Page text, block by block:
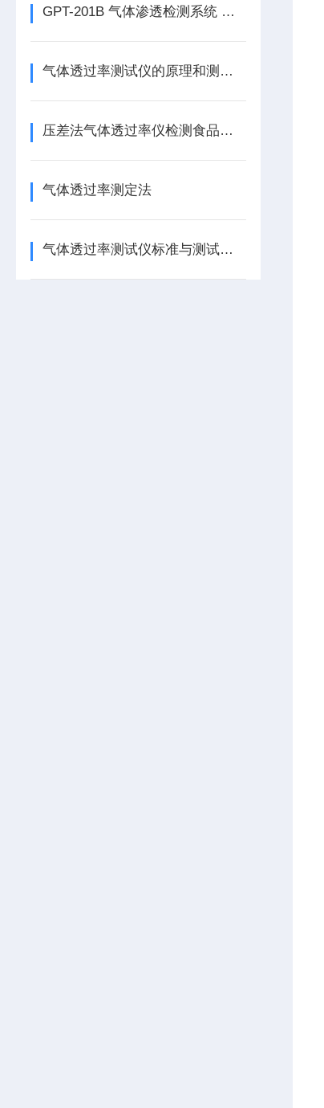
GPT-201B 气体渗透检测系统 压差法透气性检测仪简介
气体透过率测试仪的原理和测试方法
压差法气体透过率仪检测食品包装的阻氧性能
气体透过率测定法
气体透过率测试仪标准与测试原理